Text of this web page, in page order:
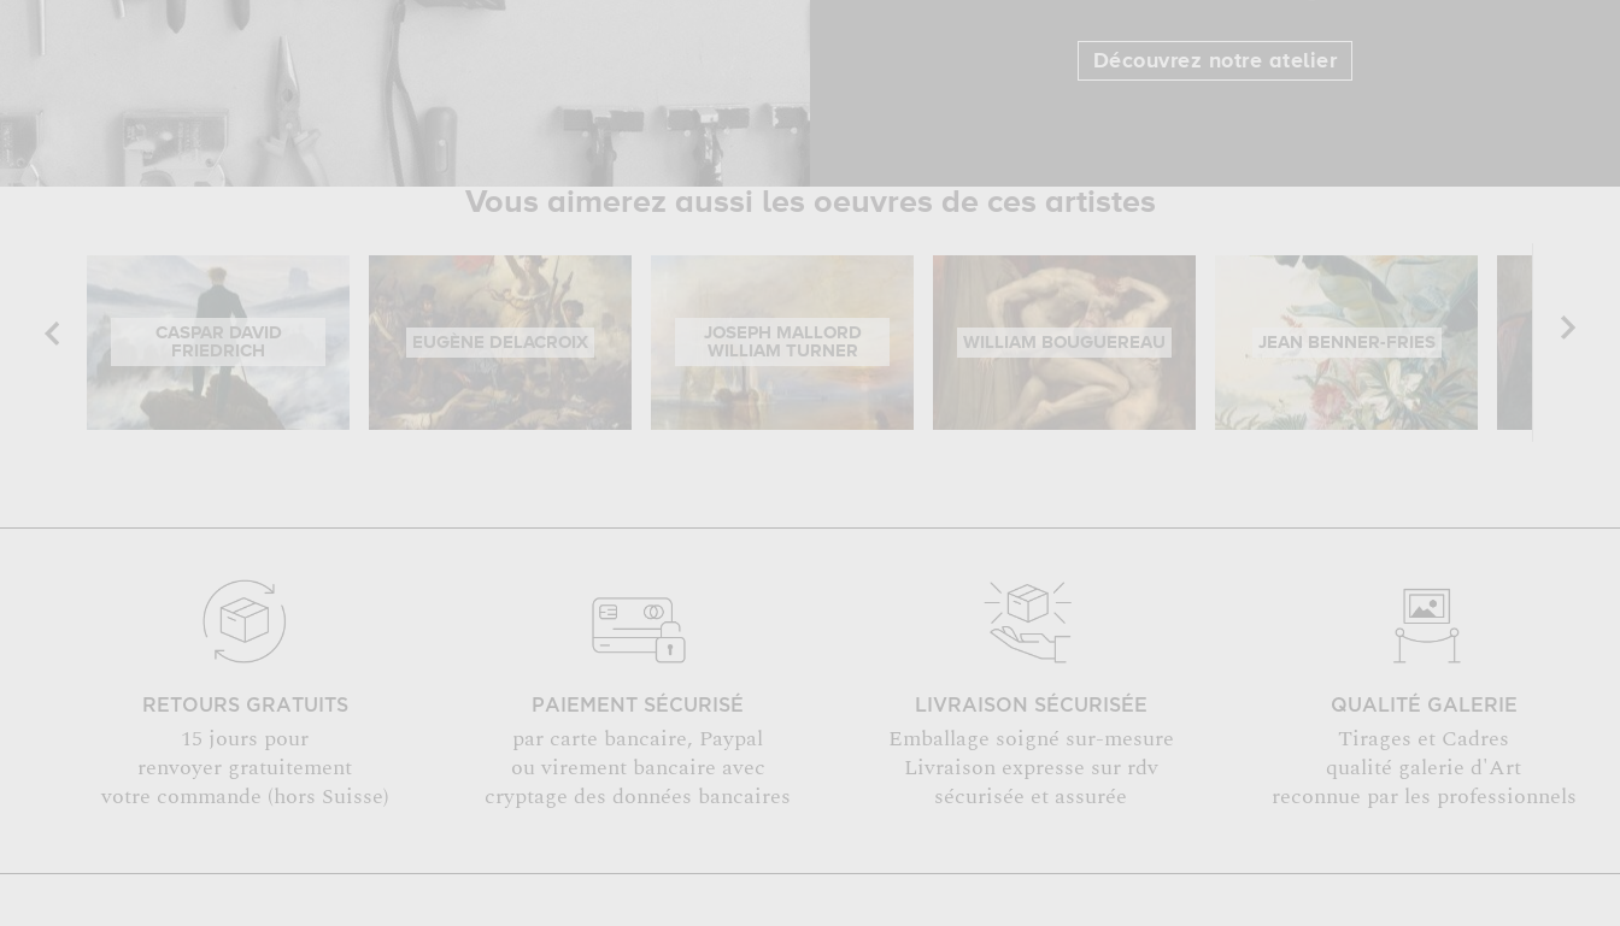
Découvrez notre atelier
Vous aimerez aussi les oeuvres de ces artistes
CASPAR DAVID
FRIEDRICH
EUGÈNE DELACROIX
JOSEPH MALLORD
WILLIAM TURNER
WILLIAM BOUGUEREAU JEAN BENNER-FRIES
RETOURS GRATUITS
15 jours pour
renvoyer gratuitement
votre commande (hors Suisse)
PAIEMENT SÉCURISÉ
par carte bancaire, Paypal
ou virement bancaire avec
cryptage des données bancaires
LIVRAISON SÉCURISÉE
Emballage soigné sur-mesure
Livraison expresse sur rdv
sécurisée et assurée
QUALITÉ GALERIE
Tirages et Cadres
qualité galerie d'Art
reconnue par les professionnels